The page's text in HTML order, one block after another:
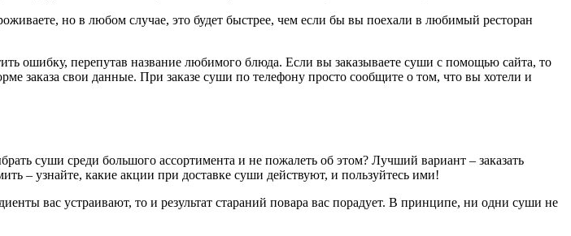
но в любом случае, это будет быстрее, чем если бы вы поехали в любимый ресторан
ошибку, перепутав название любимого блюда. Если вы заказываете суши с помощью сайта, то
заказа свои данные. При заказе суши по телефону просто сообщите о том, что вы хотели и
суши среди большого ассортимента и не пожалеть об этом? Лучший вариант – заказать
– узнайте, какие акции при доставке суши действуют, и пользуйтесь ими!
вас устраивают, то и результат стараний повара вас порадует. В принципе, ни одни суши не